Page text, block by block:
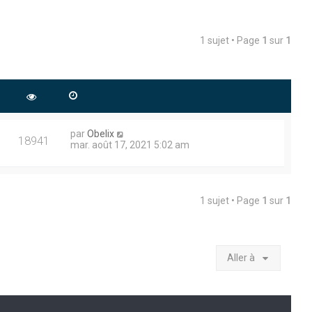
1 sujet • Page 1 sur 1
18941 parObelix
mar. août 17, 2021 5:02 am
1 sujet • Page 1 sur 1
Aller à